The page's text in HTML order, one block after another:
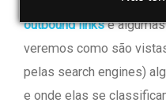
outbound linkse
veremos como são
pelas search engines)
e onde elas se